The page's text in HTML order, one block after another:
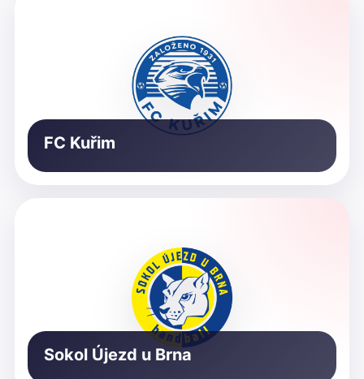
FC Kuřim
Sokol Újezd u Brna